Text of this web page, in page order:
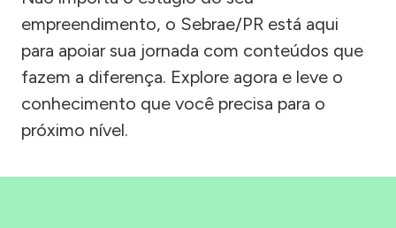
empreendimento, o Sebrae/PR está aqui
para apoiar sua jornada com conteúdos que
fazem a diferença. Explore agora e leve o
conhecimento que você precisa para o
próximo nível.